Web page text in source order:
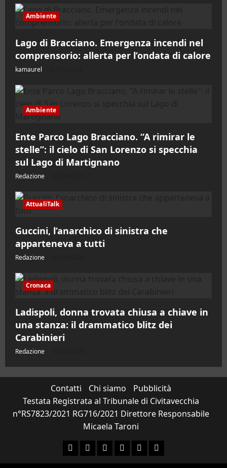
Ambiente
Lago di Bracciano. Emergenza incendi nel
comprensorio: allerta per l’ondata di calore
kamaurel
Ambiente
Ente Parco Lago Bracciano. “A rimirar le
stelle”: il cielo di San Lorenzo si specchia
sul Lago di Martignano
Redazione
AttualiTalk
Guccini, l’anarchico di sinistra che
apparteneva a tutti
Redazione
Cronaca
Ladispoli, donna trovata chiusa a chiave in
una stanza: il drammatico blitz dei
Carabinieri
Redazione
Contatti Chi siamo
Pubblicità
Testata Registrata al Tribunale di Civitavecchia
n°RS7823/2021 RG716/2021 Direttore Responsabile
Micaela Taroni
FacebookInstagram
YouTubeTwitterEmailEnte
Parco